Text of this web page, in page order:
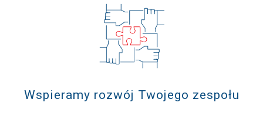
Wspieramy rozwój Twojego zespołu